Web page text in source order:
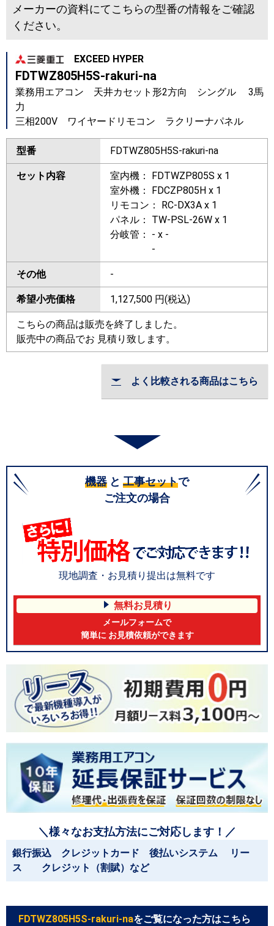
メーカーの資料にてこちらの型番の情報をご確認
ください。
EXCEED HYPER
FDTWZ805H5S-rakuri-na
業務用エアコン 天井カセット形2方向 シングル 3馬
力
三相200V ワイヤードリモコン ラクリーナパネル
型番 FDTWZ805H5S-rakuri-na
セット内容
室内機： FDTWZP805S x 1
室外機： FDCZP805H x 1
リモコン： RC-DX3A x 1
パネル： TW-PSL-26W x 1
分岐管： - x -
-
その他 -
希望小売価格 1,127,500 円(税込)
こちらの商品は販売を終了しました。
販売中の商品でお 見積り致します。
よく比較される商品はこちら
機器 と 工事セットで
ご注文の場合
現地調査・お見積り提出は無料です
無料お見積り
メールフォームで
簡単に お見積依頼ができます
＼様々なお支払方法にご対応します！／
銀行振込 クレジットカード 後払いシステム リー
ス クレジット（割賦）など
FDTWZ805H5S-rakuri-naをご覧になった方はこちら